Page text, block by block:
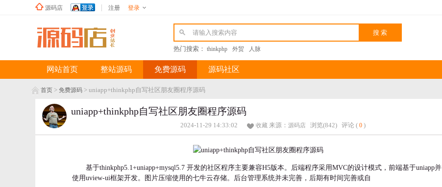
源码店 注册 登录
热门搜索： thinkphp 外贸 人脉
网站首页 整站源码 免费源码 源码社区
首页 > 免费源码 > uniapp+thinkphp自写社区朋友圈程序源码
uniapp+thinkphp自写社区朋友圈程序源码
2024-11-29 14:33:02 收藏 来源： 源码店 浏览(842) 评论 ( 0 )
基于thinkphp5.1+uniapp+mysql5.7 开发的社区程序主要兼容H5版本。后端程序采用MVC的设计模式，前端基于uniapp并
使用uview-ui框架开发。图片压缩使用的七牛云存储。后台管理系统并未完善，后期有时间完善或自